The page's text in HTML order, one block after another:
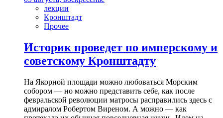
лекции
Кронштадт
Прочее
Историк проведет по имперскому и
советскому Кронштадту
На Якорной площади можно любоваться Морским
собором — но можно представить себе, как после
февральской революции матросы расправились здесь с
адмиралом Робертом Виреном. А можно — как